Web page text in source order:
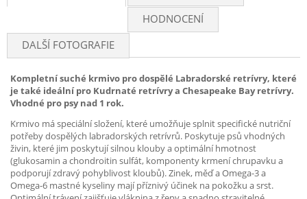
HODNOCENÍ
DALŠÍ FOTOGRAFIE
Kompletní suché krmivo pro dospělé Labradorské retrívry, které
je také ideální pro Kudrnaté retrívry a Chesapeake Bay retrívry.
Vhodné pro psy nad 1 rok.
Krmivo má speciální složení, které umožňuje splnit specifické nutriční
potřeby dospělých labradorských retrívrů. Poskytuje psů vhodných
živin, které jim poskytují silnou klouby a optimální hmotnost
(glukosamin a chondroitin sulfát, komponenty krmení chrupavku a
podporují zdravý pohyblivost kloubů). Zinek, měď a Omega-3 a
Omega-6 mastné kyseliny mají příznivý účinek na pokožku a srst.